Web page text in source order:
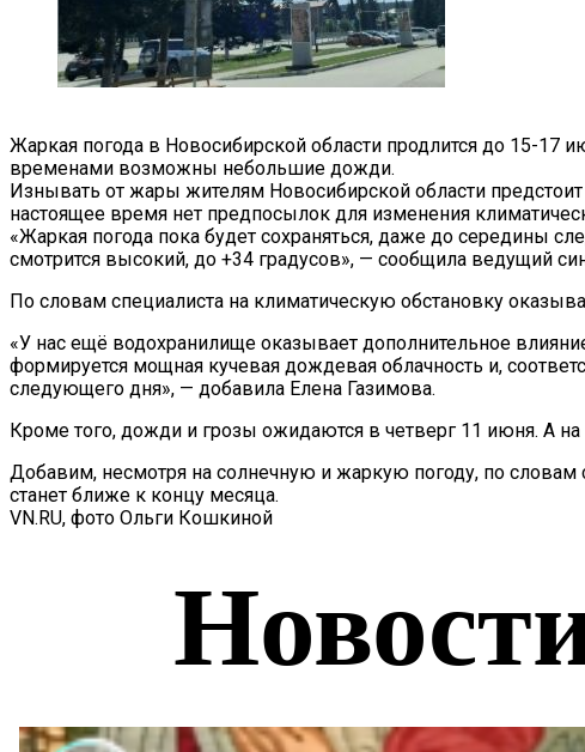
Жаркая погода в Новосибирской области продлится до 15-17
временами возможны небольшие дожди.
Изнывать от жары жителям Новосибирской области
настоящее время нет предпосылок для изменения
«Жаркая погода пока будет сохраняться, даже до середины
смотрится высокий, до +34 градусов», — сообщила ведущий
По словам специалиста на климатическую обстановку
«У нас ещё водохранилище оказывает дополнительное
формируется мощная кучевая дождевая облачность и,
следующего дня», — добавила Елена Газимова.
Кроме того, дожди и грозы ожидаются в четверг 11 июня. А
Добавим, несмотря на солнечную и жаркую погоду, по словам
станет ближе к концу месяца.
VN.RU, фото Ольги Кошкиной